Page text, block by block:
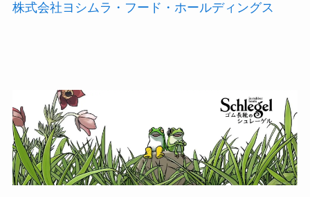
株式会社ヨシムラ・フード・ホールディングス